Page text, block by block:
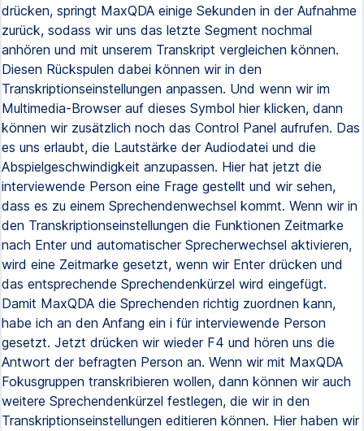
drücken, springt MaxQDA einige Sekunden in der Aufnahme
zurück, sodass wir uns das letzte Segment nochmal
anhören und mit unserem Transkript vergleichen können.
Diesen Rückspulen dabei können wir in den
Transkriptionseinstellungen anpassen. Und wenn wir im
Multimedia-Browser auf dieses Symbol hier klicken, dann
können wir zusätzlich noch das Control Panel aufrufen. Das
es uns erlaubt, die Lautstärke der Audiodatei und die
Abspielgeschwindigkeit anzupassen. Hier hat jetzt die
interviewende Person eine Frage gestellt und wir sehen,
dass es zu einem Sprechendenwechsel kommt. Wenn wir in
den Transkriptionseinstellungen die Funktionen Zeitmarke
nach Enter und automatischer Sprecherwechsel aktivieren,
wird eine Zeitmarke gesetzt, wenn wir Enter drücken und
das entsprechende Sprechendenkürzel wird eingefügt.
Damit MaxQDA die Sprechenden richtig zuordnen kann,
habe ich an den Anfang ein i für interviewende Person
gesetzt. Jetzt drücken wir wieder F4 und hören uns die
Antwort der befragten Person an. Wenn wir mit MaxQDA
Fokusgruppen transkribieren wollen, dann können wir auch
weitere Sprechendenkürzel festlegen, die wir in den
Transkriptionseinstellungen editieren können. Hier haben wir